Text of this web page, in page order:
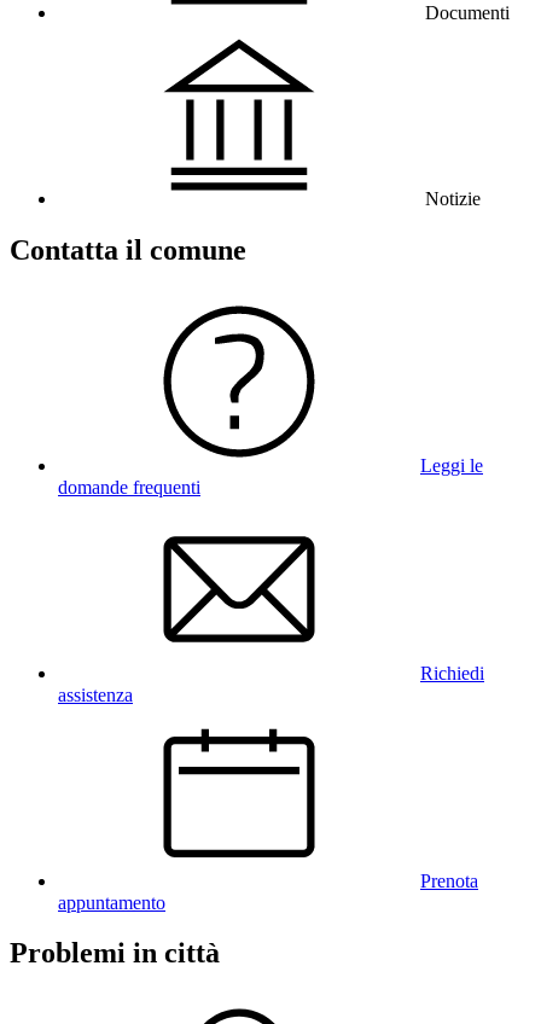
Documenti
Notizie
Contatta il comune
Leggi le
domande frequenti
Richiedi
assistenza
Prenota
appuntamento
Problemi in città